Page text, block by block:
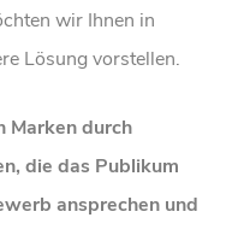
wir Ihnen in
Lösung vorstellen.
Marken durch
die das Publikum
ansprechen und